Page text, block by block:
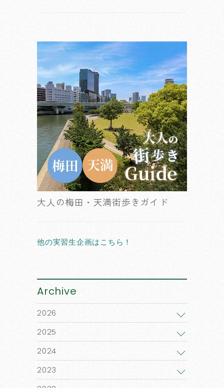
大人の梅田・天満街歩きガイド
他の実習生企画はこちら！
Archive
2026
2025
2024
2023